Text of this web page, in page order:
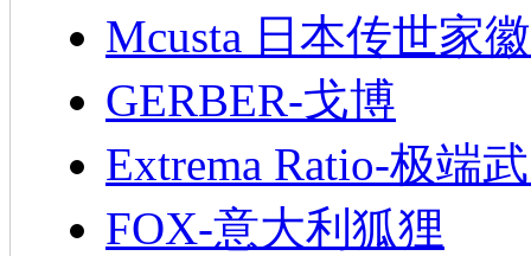
Mcusta 日本传世家徽
GERBER-戈博
Extrema Ratio-极端
FOX-意大利狐狸